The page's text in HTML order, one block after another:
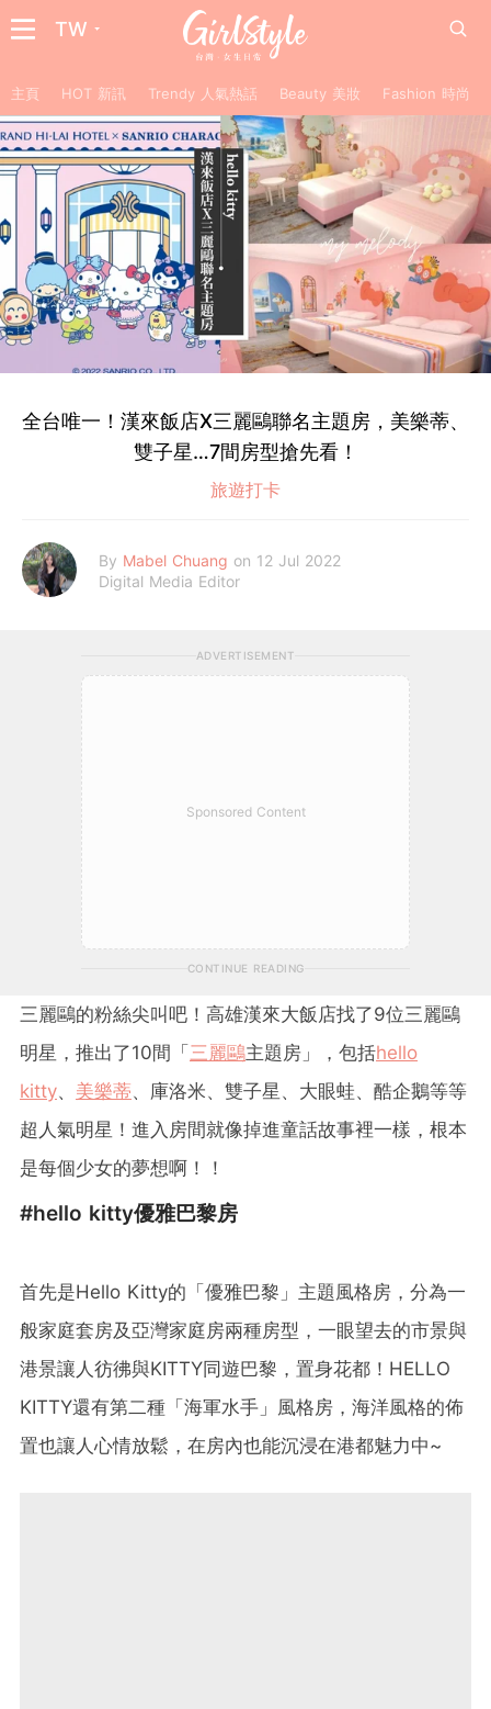
TW
主頁 HOT 新訊 Trendy 人氣熱話 Beauty 美妝 Fashion 時尚
全台唯一！漢來飯店X三麗鷗聯名主題房，美樂蒂、
雙子星…7間房型搶先看！
旅遊打卡
By Mabel Chuang on 12 Jul 2022
Digital Media Editor
ADVERTISEMENT
Sponsored Content
CONTINUE READING
三麗鷗的粉絲尖叫吧！高雄漢來大飯店找了9位三麗鷗
明星，推出了10間「三麗鷗主題房」，包括hello
kitty、 美樂蒂、庫洛米、雙子星、大眼蛙、酷企鵝等等
超人氣明星！進入房間就像掉進童話故事裡一樣，根本
是每個少女的夢想啊！！
#hello kitty優雅巴黎房
首先是Hello Kitty的「優雅巴黎」主題風格房，分為一
般家庭套房及亞灣家庭房兩種房型，一眼望去的市景與
港景讓人彷彿與KITTY同遊巴黎，置身花都！HELLO
KITTY還有第二種「海軍水手」風格房，海洋風格的佈
置也讓人心情放鬆，在房內也能沉浸在港都魅力中~